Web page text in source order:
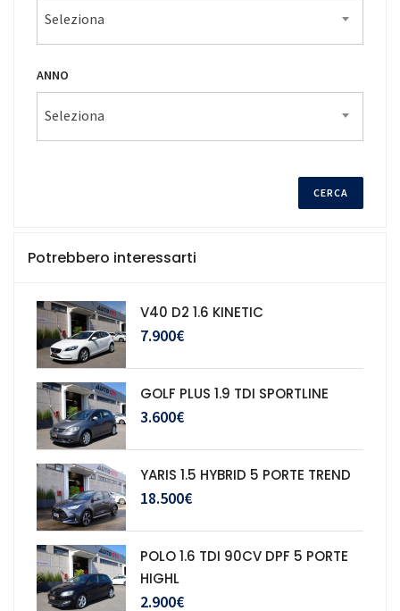
Seleziona
ANNO
Seleziona
Potrebbero interessarti
V40 D2 1.6 KINETIC
7.900€
GOLF PLUS 1.9 TDI SPORTLINE
3.600€
YARIS 1.5 HYBRID 5 PORTE TREND
18.500€
POLO 1.6 TDI 90CV DPF 5 PORTE
HIGHL
2.900€